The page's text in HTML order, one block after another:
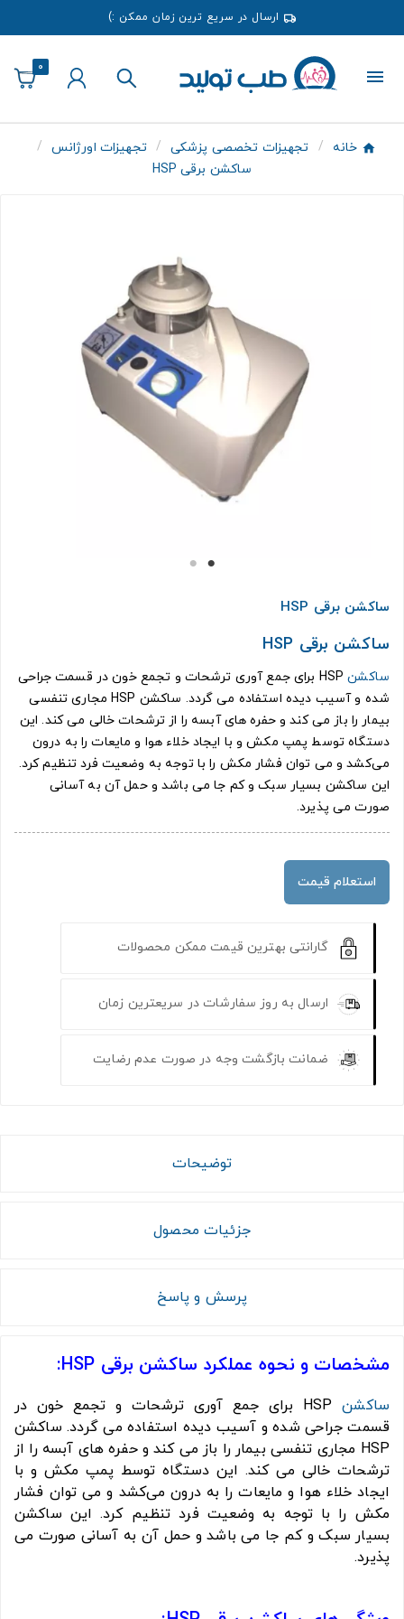
ارسال در سریع ترین زمان ممکن :)
0
خانه تجهیزات تخصصی پزشکی
تجهیزات اورژانس
ساکشن برقی HSP
ساکشن برقی HSP
ساکشن برقی HSP
ساکشن
HSP برای جمع آوری ترشحات و تجمع خون در قسمت جراحی
شده و آسیب دیده استفاده می گردد. ساکشن HSP مجاری تنفسی
بیمار را باز می کند و حفره های آبسه را از ترشحات خالی می کند. این
دستگاه توسط پمپ مکش و با ایجاد خلاء هوا و مایعات را به درون
می‌کشد و می توان فشار مکش را با توجه به وضعیت فرد تنظیم کرد.
این ساکشن بسیار سبک و کم جا می باشد و حمل آن به آسانی
صورت می پذیرد.
استعلام قیمت
گارانتی بهترین قیمت ممکن محصولات
ارسال به روز سفارشات در سریعترین زمان
ضمانت بازگشت وجه در صورت عدم رضایت
توضیحات
جزئیات محصول
پرسش و پاسخ
مشخصات و نحوه عملکرد ساکشن برقی HSP:
ساکشن
HSP برای جمع آوری ترشحات و تجمع خون در
قسمت جراحی شده و آسیب دیده استفاده می گردد. ساکشن
HSP مجاری تنفسی بیمار را باز می کند و حفره های آبسه را از
ترشحات خالی می کند. این دستگاه توسط پمپ مکش و با
ایجاد خلاء هوا و مایعات را به درون می‌کشد و می توان فشار
مکش را با توجه به وضعیت فرد تنظیم کرد. این ساکشن
بسیار سبک و کم جا می باشد و حمل آن به آسانی صورت می
پذیرد.